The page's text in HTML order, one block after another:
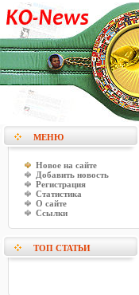
МЕНЮ
Новое на сайте
Добавить новость
Регистрация
Статистика
О сайте
Ссылки
ТОП СТАТЬИ